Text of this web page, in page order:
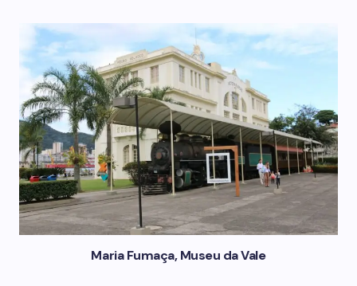
Maria Fumaça, Museu da Vale